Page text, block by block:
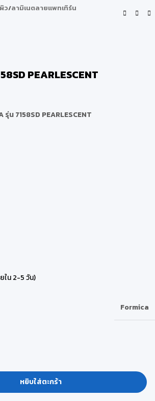
ว/ลามิเนตลายแพทเทิร์น
PEARLESCENT
น 7158SD PEARLESCENT
น 2-5 วัน)
Formica
หยิบใส่ตะกร้า